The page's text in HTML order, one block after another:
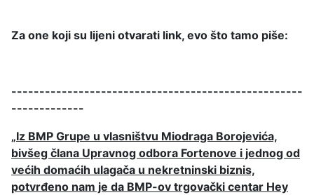
Za one koji su lijeni otvarati link, evo što tamo piše:
----------------------------------------------------
-------------
„Iz BMP Grupe u vlasništvu Miodraga Borojevića,
bivšeg člana Upravnog odbora Fortenove i jednog od
većih domaćih ulagača u nekretninski biznis,
potvrđeno nam je da BMP-ov trgovački centar Hey